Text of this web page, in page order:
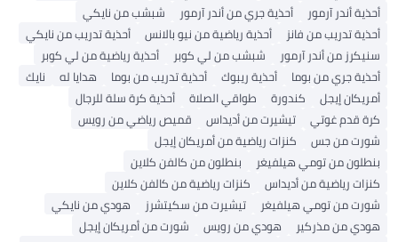
أحذية أندر آرمور
أحذية جري من أندر آرمور
شبشب من نايكي
أحذية تدريب من فانز
أحذية رياضية من نيو بالانس
أحذية تدريب من نايكي
سنيكرز من أندر آرمور
شبشب من لي كوبر
أحذية رياضية من لي كوبر
أحذية جري من بوما
أحذية ريبوك أحذية تدريب من بوما هدايا له
نايك
أمريكان إيجل
كندورة طواقي الصلاة
أحذية كرة سلة للرجال
كرة قدم غوتي
تيشيرت من أديداس
قميص رياضي من رويس
شورت من جس
كنزات رياضية من أمريكان إيجل
بنطلون من تومي هيلفيغر
بنطلون من كالفن كلاين
كنزات رياضية من أديداس
كنزات رياضية من كالفن كلاين
شورت من تومي هيلفيغر
تيشيرت من سكيتشرز
هودي من نايكي
هودي من مذركير
هودي من رويس
شورت من أمريكان إيجل